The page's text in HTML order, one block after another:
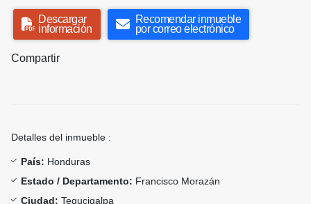
Descargar
información
Recomendar inmueble
por correo electrónico
Compartir
Detalles del inmueble :
País: Honduras
Estado / Departamento: Francisco Morazán
Ciudad: Tegucigalpa